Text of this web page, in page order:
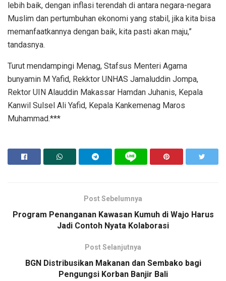
lebih baik, dengan inflasi terendah di antara negara-negara
Muslim dan pertumbuhan ekonomi yang stabil, jika kita bisa
memanfaatkannya dengan baik, kita pasti akan maju,”
tandasnya.
Turut mendampingi Menag, Stafsus Menteri Agama
bunyamin M Yafid, Rekktor UNHAS Jamaluddin Jompa,
Rektor UIN Alauddin Makassar Hamdan Juhanis, Kepala
Kanwil Sulsel Ali Yafid, Kepala Kankemenag Maros
Muhammad.***
Post Sebelumnya
Program Penanganan Kawasan Kumuh di Wajo Harus
Jadi Contoh Nyata Kolaborasi
Post Selanjutnya
BGN Distribusikan Makanan dan Sembako bagi
Pengungsi Korban Banjir Bali